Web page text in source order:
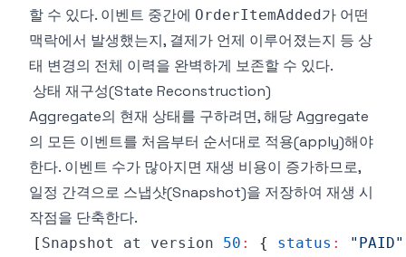
할 수 있다. 이벤트 중간에 OrderItemAdded가 어떤
맥락에서 발생했는지, 결제가 언제 이루어졌는지 등 상
태 변경의 전체 이력을 완벽하게 보존할 수 있다.
상태 재구성(State Reconstruction)
Aggregate의 현재 상태를 구하려면, 해당 Aggregate
의 모든 이벤트를 처음부터 순서대로 적용(apply)해야
한다. 이벤트 수가 많아지면 재생 비용이 증가하므로,
일정 간격으로 스냅샷(Snapshot)을 저장하여 재생 시
작점을 단축한다.
[ Snapshot at version 50 : { status : "PAID"